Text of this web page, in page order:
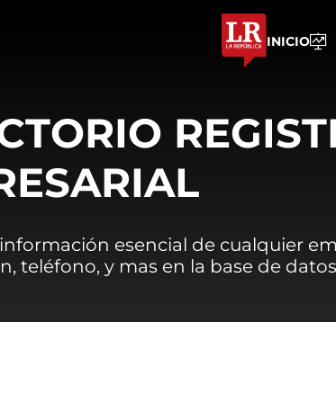
INICIO
información esencial de cualquier
teléfono, y mas en la base de